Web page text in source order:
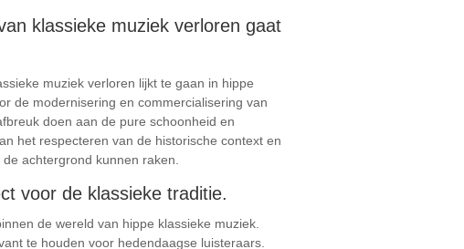
klassieke muziek verloren gaat
muziek verloren lijkt te gaan in hippe
de modernisering en commercialisering van
doen aan de pure schoonheid en
het respecteren van de historische context en
achtergrond kunnen raken.
voor de klassieke traditie.
de wereld van hippe klassieke muziek.
te houden voor hedendaagse luisteraars.